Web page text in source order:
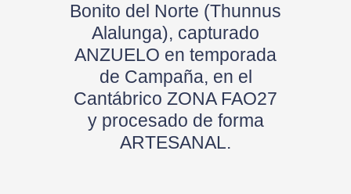
Bonito del Norte (Thunnus
Alalunga), capturado
ANZUELO en temporada
de Campaña, en el
Cantábrico ZONA FAO27
y procesado de forma
ARTESANAL.